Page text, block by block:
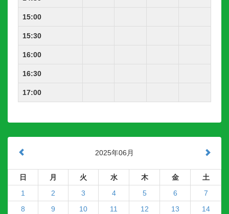
15:00
15:30
16:00
16:30
17:00
2025年06月
日 月 火 水 木 金
土
1
2 3 4 5 6
7
8
9 10 11 12 13 14